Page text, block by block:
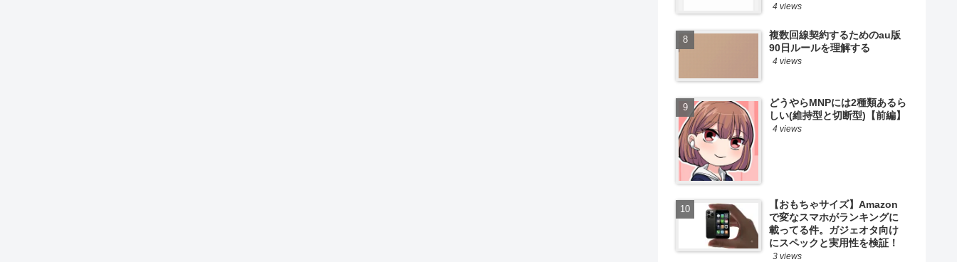
4 views
複数回線契約するためのau版
90日ルールを理解する
4 views
どうやらMNPには2種類あるら
しい(維持型と切断型)【前編】
4 views
【おもちゃサイズ】Amazon
で変なスマホがランキングに
載ってる件。ガジェオタ向け
にスペックと実用性を検証！
3 views